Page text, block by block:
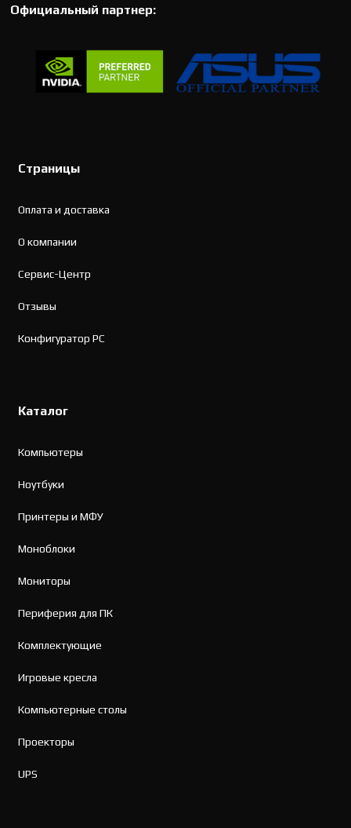
Официальный партнер:
Страницы
Оплата и доставка
О компании
Сервис-Центр
Отзывы
Конфигуратор PC
Каталог
Компьютеры
Ноутбуки
Принтеры и МФУ
Моноблоки
Мониторы
Периферия для ПК
Комплектующие
Игровые кресла
Компьютерные столы
Проекторы
UPS